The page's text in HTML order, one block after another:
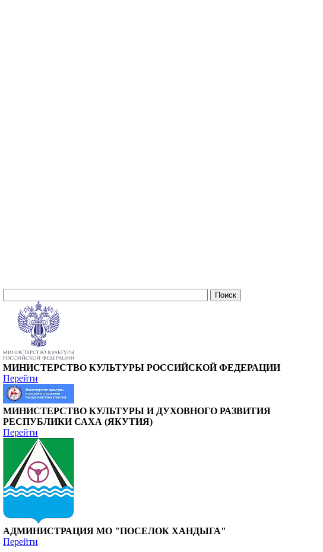
МИНИСТЕРСТВО КУЛЬТУРЫ РОССИЙСКОЙ ФЕДЕРАЦИИ
Перейти
МИНИСТЕРСТВО КУЛЬТУРЫ И ДУХОВНОГО РАЗВИТИЯ
РЕСПУБЛИКИ САХА (ЯКУТИЯ)
Перейти
АДМИНИСТРАЦИЯ МО "ПОСЕЛОК ХАНДЫГА"
Перейти